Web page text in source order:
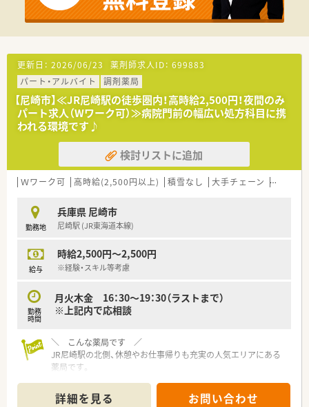
更新日： 2026/06/23 薬剤師求人ID： 699883
パート・アルバイト
調剤薬局
【尼崎市】≪JR尼崎駅の徒歩圏内！高時給2,500円！夜間のみ
パート求人（Wワーク可）≫病院門前の幅広い処方科目に携
われる環境です♪
検討リストに追加
Ｗワーク可 高時給(2,500円以上) 積雪なし 大手チェーン 総合科目
勤務地
兵庫県 尼崎市
尼崎駅 (JR東海道本線)
給与
時給2,500円～2,500円
※経験・スキル等考慮
勤務
時間
月火木金 16：30～19：30（ラストまで）
※上記内で応相談
＼ こんな薬局です ／
JR尼崎駅の北側、休憩やお仕事帰りも充実の人気エリアにある
薬局です。
ます。
詳細を見る お問い合わせ